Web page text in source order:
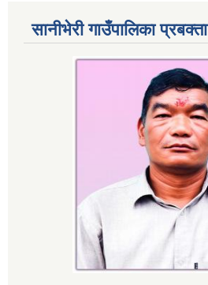
सानीभेरी गाउँपालिका प्रबक्ता